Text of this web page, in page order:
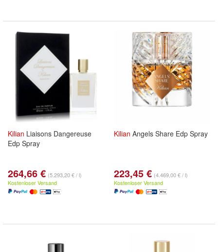
Kilian Liaisons Dangereuse
Edp Spray
264,66 € (5.293,20 € / l)
Kostenloser Versand
Kilian Angels Share Edp Spray
223,45 € (4.469,00 € / l)
Kostenloser Versand